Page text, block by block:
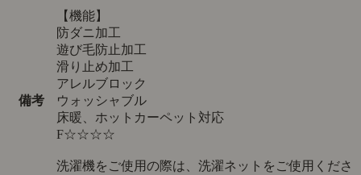
備考
【機能】
防ダニ加工
遊び毛防止加工
滑り止め加工
アレルブロック
ウォッシャブル
床暖、ホットカーペット対応
F☆☆☆☆
洗濯機をご使用の際は、洗濯ネットをご使用くださ